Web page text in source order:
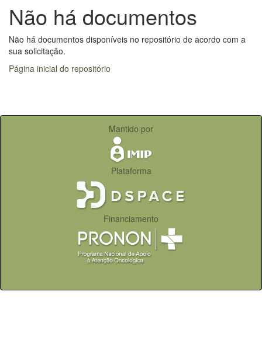
Não há documentos
Não há documentos disponíveis no repositório de acordo com a
sua solicitação.
Página inicial do repositório
Mantido por
Plataforma
Financiamento